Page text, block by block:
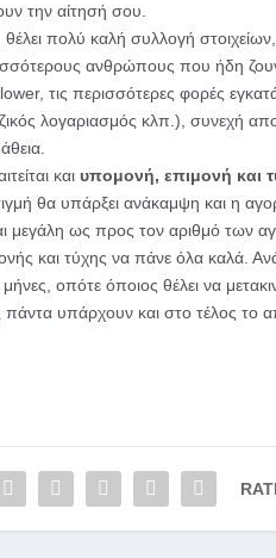
την αίτησή σου.
θέλει πολύ καλή συλλογή
ανθρώπους που ήδη
τις περισσότερες φορές
λογαριασμός κλπ.), συνεχή
και υπομονή, επιμονή και
θα υπάρξει ανάκαμψη και η
μεγάλη ως προς τον αριθμό των
και τύχης να πάνε όλα καλά.
οπότε όποιος θέλει να
υπάρχουν και στο τέλος το